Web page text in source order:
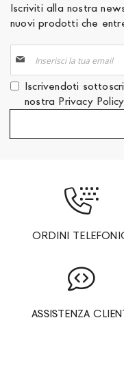
Iscriviti alla nostra
nuovi prodotti che
alla
nostra
Newsletter:
Iscrivendoti
nostra Privacy Policy
ORDINI
ASSISTENZA